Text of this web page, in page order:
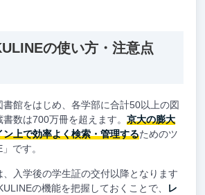
の使い方・注意点
館をはじめ、各学部に合計50以上の図
数は700万冊を超えます。 京大の膨大
上で効率よく検索・管理するためのツ
です。
入学後の学生証の交付以降となります
の機能を把握しておくことで、
レ